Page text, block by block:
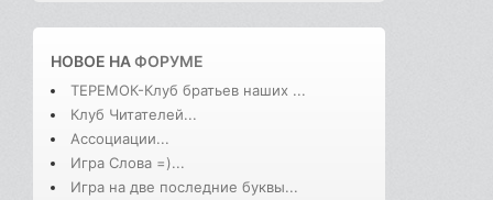
НОВОЕ НАФОРУМЕ
ТЕРЕМОК-Клуб братьев наших ...
Клуб Читателей...
Ассоциации...
Игра Слова =)...
Игра на две последние буквы...